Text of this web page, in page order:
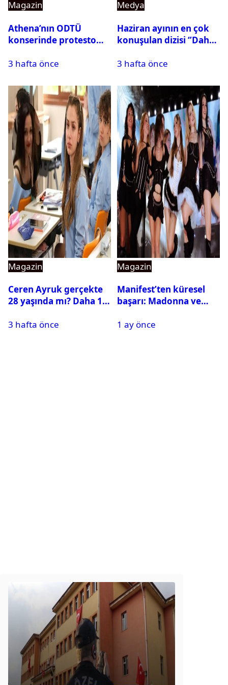
Magazin
Athena’nın ODTÜ
konserinde protesto
3 hafta önce
Medya
Haziran ayının en çok
konuşulan dizisi ‘’Daha
3 hafta önce
Magazin
Ceren Ayruk gerçekte
28 yaşında mı? Daha 17
3 hafta önce
Magazin
Manifest’ten küresel
başarı: Madonna ve
bıraktı
1 ay önce